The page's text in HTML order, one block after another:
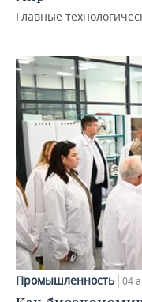
Главные
Промышленность 04